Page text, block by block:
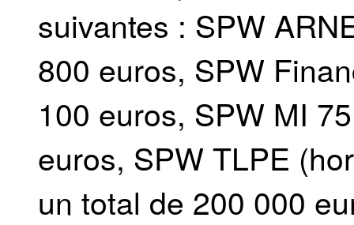
suivantes : SPW
800 euros, SPW
100 euros, SPW MI
euros, SPW TLPE
un total de 200 000